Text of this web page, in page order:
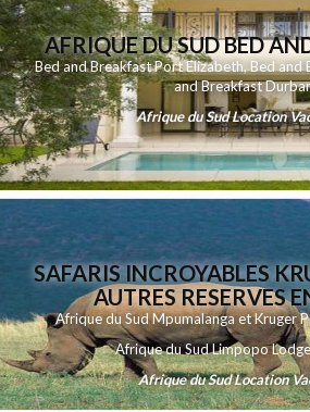
AFRIQUE DU SUD BED
Bed and Breakfast Port Elizabeth,Bed and
and Breakfast
Afrique du Sud Location
SAFARIS INCROYABLES
AUTRES RESERVES
Afrique du Sud Mpumalanga et Kruger
Afrique du Sud Limpopo
Afrique du Sud Location